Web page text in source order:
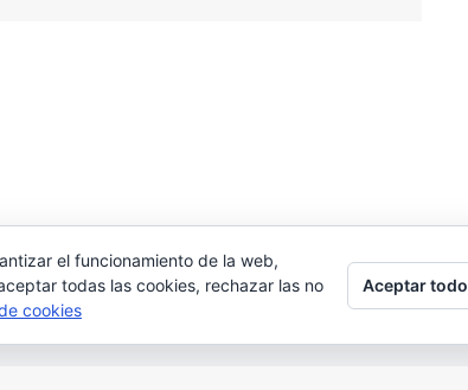
el funcionamiento de la web,
todas las cookies, rechazar las no
cookies
Aceptar todo